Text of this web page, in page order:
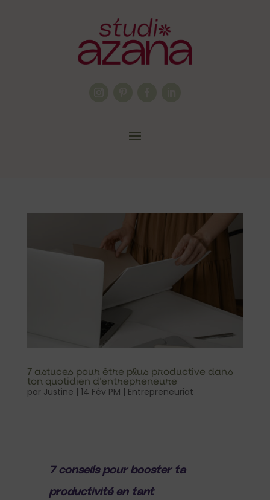
7 astuces pour être plus productive dans
ton quotidien d’entrepreneure
par Justine | 14 Fév PM | Entrepreneuriat
7 conseils pour booster ta
productivité en tant